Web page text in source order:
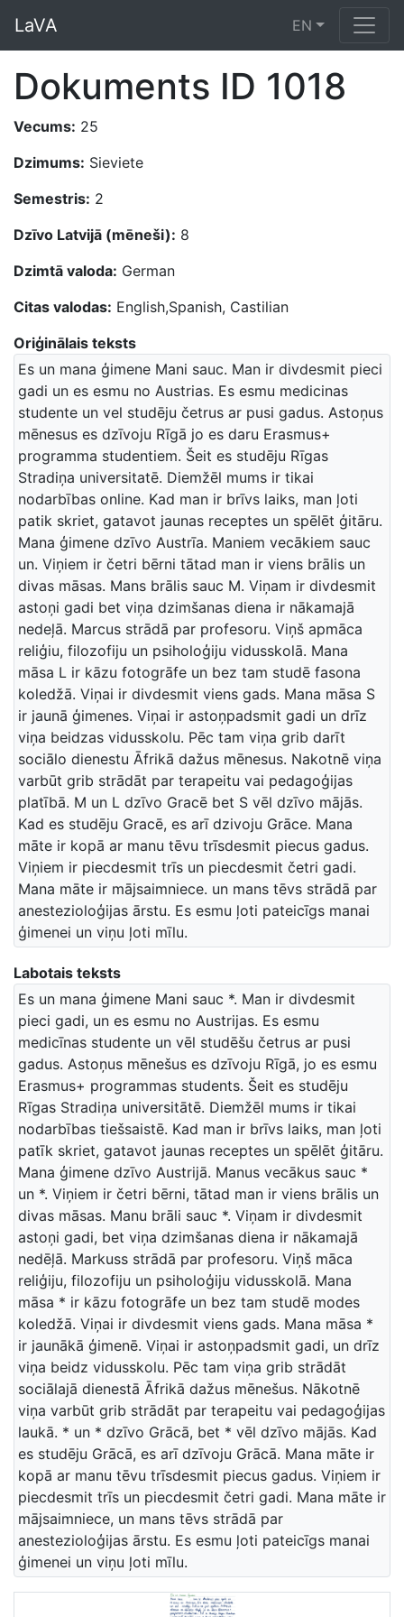
LaVA EN
Dokuments ID 1018
Vecums: 25
Dzimums: Sieviete
Semestris: 2
Dzīvo Latvijā (mēneši): 8
Dzimtā valoda: German
Citas valodas: English,Spanish, Castilian
Oriģinālais teksts
Es un mana ģimene Mani sauc. Man ir divdesmit pieci
gadi un es esmu no Austrias. Es esmu medicinas
studente un vel studēju četrus ar pusi gadus. Astoņus
mēnesus es dzīvoju Rīgā jo es daru Erasmus+
programma studentiem. Šeit es studēju Rīgas
Stradiņa universitatē. Diemžēl mums ir tikai
nodarbības online. Kad man ir brīvs laiks, man ļoti
patik skriet, gatavot jaunas receptes un spēlēt ģitāru.
Mana ģimene dzīvo Austrīa. Maniem vecākiem sauc
un. Viņiem ir četri bērni tātad man ir viens brālis un
divas māsas. Mans brālis sauc M. Viņam ir divdesmit
astoņi gadi bet viņa dzimšanas diena ir nākamajā
nedeļā. Marcus strādā par profesoru. Viņš apmāca
reliģiu, filozofiju un psiholoģiju vidusskolā. Mana
māsa L ir kāzu fotogrāfe un bez tam studē fasona
koledžā. Viņai ir divdesmit viens gads. Mana māsa S
ir jaunā ģimenes. Viņai ir astoņpadsmit gadi un drīz
viņa beidzas vidusskolu. Pēc tam viņa grib darīt
sociālo dienestu Āfrikā dažus mēnesus. Nakotnē viņa
varbūt grib strādāt par terapeitu vai pedagoģijas
platībā. M un L dzīvo Gracē bet S vēl dzīvo mājās.
Kad es studēju Gracē, es arī dzivoju Grāce. Mana
māte ir kopā ar manu tēvu trīsdesmit piecus gadus.
Viņiem ir piecdesmit trīs un piecdesmit četri gadi.
Mana māte ir mājsaimniece. un mans tēvs strādā par
anestezioloģijas ārstu. Es esmu ļoti pateicīgs manai
ģimenei un viņu ļoti mīlu.
Labotais teksts
Es un mana ģimene Mani sauc *. Man ir divdesmit
pieci gadi, un es esmu no Austrijas. Es esmu
medicīnas studente un vēl studēšu četrus ar pusi
gadus. Astoņus mēnešus es dzīvoju Rīgā, jo es esmu
Erasmus+ programmas students. Šeit es studēju
Rīgas Stradiņa universitātē. Diemžēl mums ir tikai
nodarbības tiešsaistē. Kad man ir brīvs laiks, man ļoti
patīk skriet, gatavot jaunas receptes un spēlēt ģitāru.
Mana ģimene dzīvo Austrijā. Manus vecākus sauc *
un *. Viņiem ir četri bērni, tātad man ir viens brālis un
divas māsas. Manu brāli sauc *. Viņam ir divdesmit
astoņi gadi, bet viņa dzimšanas diena ir nākamajā
nedēļā. Markuss strādā par profesoru. Viņš māca
reliģiju, filozofiju un psiholoģiju vidusskolā. Mana
māsa * ir kāzu fotogrāfe un bez tam studē modes
koledžā. Viņai ir divdesmit viens gads. Mana māsa *
ir jaunākā ģimenē. Viņai ir astoņpadsmit gadi, un drīz
viņa beidz vidusskolu. Pēc tam viņa grib strādāt
sociālajā dienestā Āfrikā dažus mēnešus. Nākotnē
viņa varbūt grib strādāt par terapeitu vai pedagoģijas
laukā. * un * dzīvo Grācā, bet * vēl dzīvo mājās. Kad
es studēju Grācā, es arī dzīvoju Grācā. Mana māte ir
kopā ar manu tēvu trīsdesmit piecus gadus. Viņiem ir
piecdesmit trīs un piecdesmit četri gadi. Mana māte ir
mājsaimniece, un mans tēvs strādā par
anestezioloģijas ārstu. Es esmu ļoti pateicīgs manai
ģimenei un viņu ļoti mīlu.